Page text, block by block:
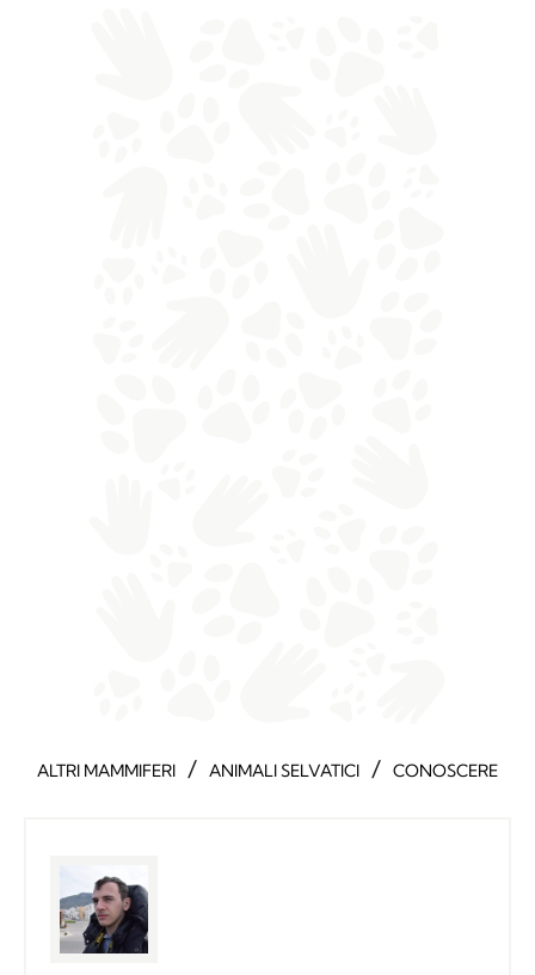
ALTRI MAMMIFERI / ANIMALI SELVATICI / CONOSCERE